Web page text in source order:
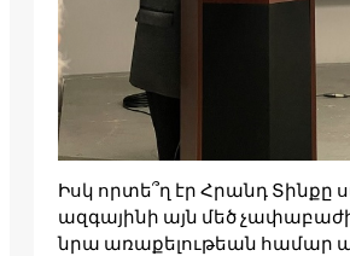
Իսկ որտե՞ղ էր Հրանդ Տինքը
ազգայինի այն մեծ
նրա առաքելութեան համար